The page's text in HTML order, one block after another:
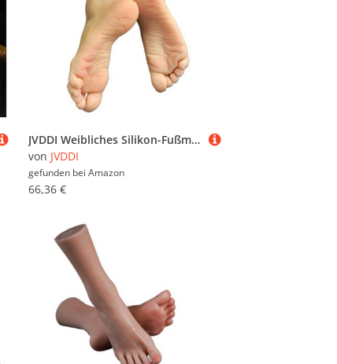
JVDDI Weibliches Silikon-Fußmo, Schaufensterpuppe, Strümpfe, Falten, Fuß, Zehen, fälschte Nalkunst, 1:1, 3815(Skin All Silicone,Left Foot)
von JVDDI
gefunden bei Amazon
66,36 €